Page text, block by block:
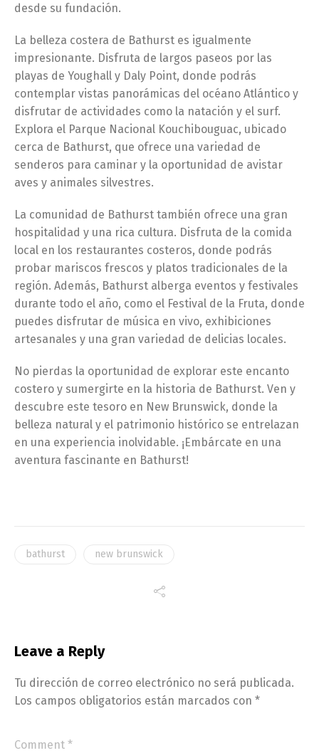
desde su fundación.
La belleza costera de Bathurst es igualmente
impresionante. Disfruta de largos paseos por las
playas de Youghall y Daly Point, donde podrás
contemplar vistas panorámicas del océano Atlántico y
disfrutar de actividades como la natación y el surf.
Explora el Parque Nacional Kouchibouguac, ubicado
cerca de Bathurst, que ofrece una variedad de
senderos para caminar y la oportunidad de avistar
aves y animales silvestres.
La comunidad de Bathurst también ofrece una gran
hospitalidad y una rica cultura. Disfruta de la comida
local en los restaurantes costeros, donde podrás
probar mariscos frescos y platos tradicionales de la
región. Además, Bathurst alberga eventos y festivales
durante todo el año, como el Festival de la Fruta, donde
puedes disfrutar de música en vivo, exhibiciones
artesanales y una gran variedad de delicias locales.
No pierdas la oportunidad de explorar este encanto
costero y sumergirte en la historia de Bathurst. Ven y
descubre este tesoro en New Brunswick, donde la
belleza natural y el patrimonio histórico se entrelazan
en una experiencia inolvidable. ¡Embárcate en una
aventura fascinante en Bathurst!
bathurst new brunswick
Leave a Reply
Tu dirección de correo electrónico no será publicada.
Los campos obligatorios están marcados con *